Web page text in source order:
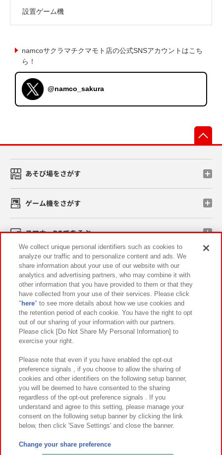
設置ゲーム機
namcoサクラマチクマモト店の公式SNSアカウントはこち
ら！
@namco_sakura
あそび場をさがす
ゲーム機をさがす
スマホ・PCであそぶ
イベント・キャンペーン
関連会社 サステナビリティ サイトポリシー
プライバシーポリシー ウェブアクセシビリティ方針と検証結果
お取引先さまとともに
カスタマーハラスメント対応方針 よくあるご質問・お問い合わせ
©Bandai Namco Amusement Inc.
©Bandai Namco Amusement Lab Inc.
We collect unique personal identifiers such as cookies to
analyze our traffic and to personalize content and ads. We
share information about your use of our website with our
analytics and advertising partners, who may combine it with
other information that you have provided to them or that they
have collected from your use of their services. Please click
" here" to see more details about how we use cookies and
the retention period of each cookie. You have the right to opt
out of our sharing of your information with our partners.
Please click [Do Not Share My Personal Information] to
exercise your right.
Please note that even if you have enabled the opt-out
preference signals , if you choose to allow the sharing of
cookies and other identifiers on the following setup banner,
you will be deemed to have consented to the sharing
regardless of the opt-out preference signals . If you
understand and agree to this setting, please manage your
consent on the following setup banner by clicking the link
below, then click 'Save Settings' and close the banner.
Change your share preference